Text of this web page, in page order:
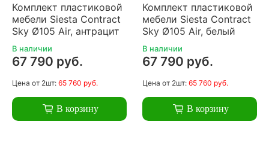
Комплект пластиковой
мебели Siesta Contract
Sky Ø105 Air, антрацит
В наличии
67 790 руб.
Цена от 2шт: 65 760 руб.
В корзину
Комплект пластиковой
мебели Siesta Contract
Sky Ø105 Air, белый
В наличии
67 790 руб.
Цена от 2шт: 65 760 руб.
В корзину